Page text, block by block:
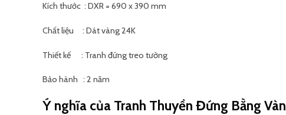
Kích thước : DXR = 690 x 390 mm
Chất liệu : Dát vàng 24K
Thiết kế : Tranh đứng treo tường
Bảo hành : 2 năm
Ý nghĩa của Tranh Thuyền Đứng Bằng